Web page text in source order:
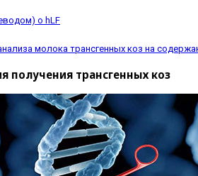
о hLF
молока трансгенных коз на
получения трансгенных коз